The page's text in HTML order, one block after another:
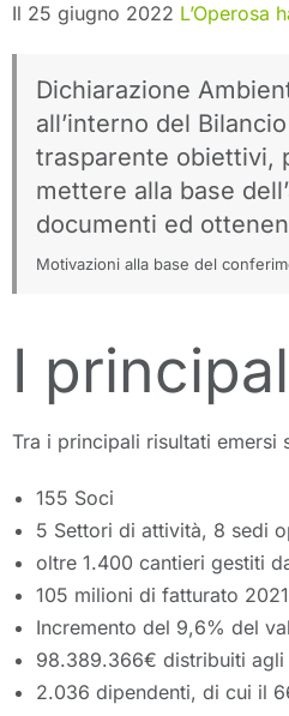
Il 25 giugno 2022 L’Operosa
Dichiarazione
all’interno del
trasparente obiettivi,
mettere alla base
documenti ed
Motivazioni alla base del
I
Tra i principali risultati emersi
155 Soci
5 Settori di attività, 8 sedi
oltre 1.400 cantieri gestiti
105 milioni di fatturato 2021
Incremento del 9,6% del
98.389.366€ distribuiti
2.036 dipendenti, di cui il